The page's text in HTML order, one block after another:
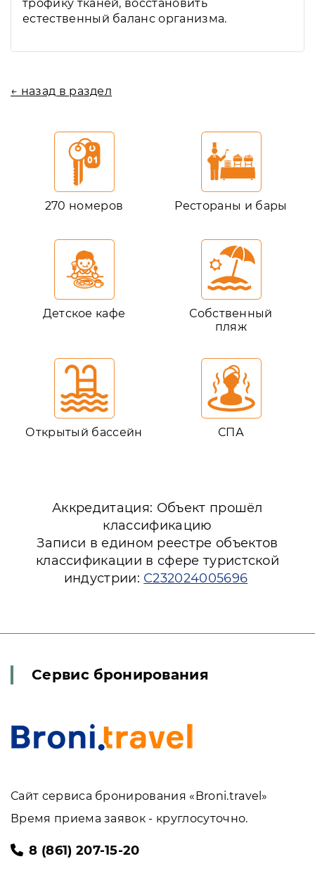
трофику тканей, восстановить
естественный баланс организма.
← назад в раздел
270 номеров Рестораны и бары
Детское кафе
Собственный
пляж
Открытый бассейн СПА
Аккредитация: Объект прошёл
классификацию
Записи в едином реестре объектов
классификации в сфере туристской
индустрии: С232024005696
Сервис бронирования
Сайт сервиса бронирования «Broni.travel»
Время приема заявок - круглосуточно.
8 (861) 207-15-20